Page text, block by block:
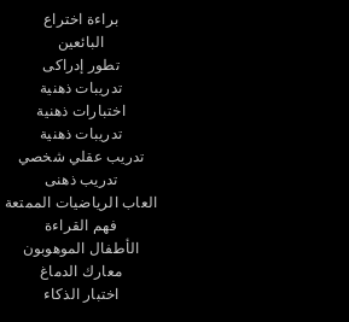
براءة اختراع
البائعين
تطور إدراكى
تدريبات ذهنية
اختبارات ذهنية
تدريبات ذهنية
تدريب عقلي شخصي
تدريب ذهنى
العاب الرياضيات الممتعة
فهم القراءة
الأطفال الموهوبون
معارك الدماغ
اختبار الذكاء